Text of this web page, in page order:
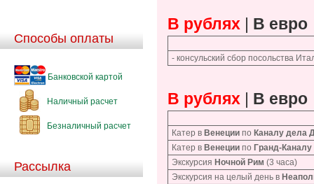
Способы оплаты
Банковской картой
Наличный расчет
Безналичный расчет
Рассылка
В рублях В евро
- консульский сбор посольства
В рублях В евро
Катер в Венеции по Каналу дела
Катер в Венеции по Гранд-Каналу
Экскурсия Ночной Рим (3 часа)
Экскурсия на целый день в